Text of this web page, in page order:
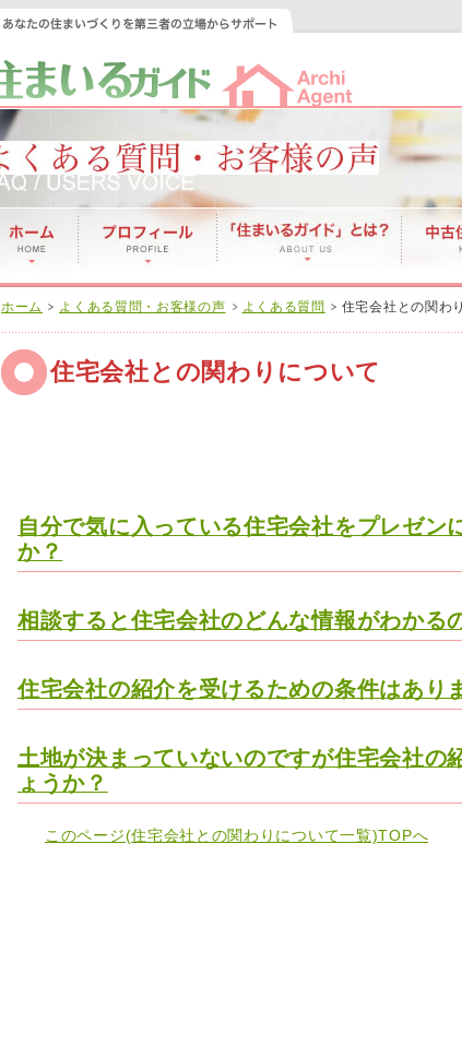
ホーム よくある質問・お客様の声 よくある質問 住宅会社との関わ
住宅会社との関わりについて
自分で気に入っている住宅会社をプレゼン
か？
相談すると住宅会社のどんな情報がわかる
住宅会社の紹介を受けるための条件はあり
土地が決まっていないのですが住宅会社の
ょうか？
このページ(住宅会社との関わりについて一覧)TOPへ